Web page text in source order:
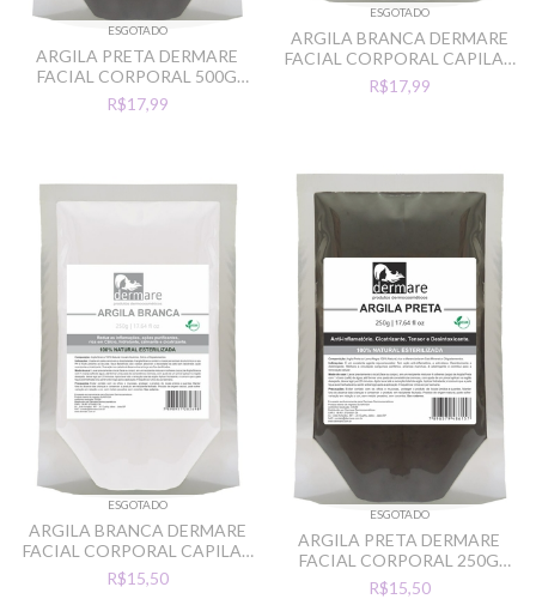
ESGOTADO
ARGILA PRETA DERMARE
FACIAL CORPORAL 500G
DESINTOXICANTE
R$17,99
ESGOTADO
ARGILA BRANCA DERMARE
FACIAL CORPORAL CAPILAR
500G CLAREADOR
R$17,99
ESGOTADO
ARGILA BRANCA DERMARE
FACIAL CORPORAL CAPILAR
250G CLAREADOR
R$15,50
ESGOTADO
ARGILA PRETA DERMARE
FACIAL CORPORAL 250G
DESINTOXICANTE
R$15,50